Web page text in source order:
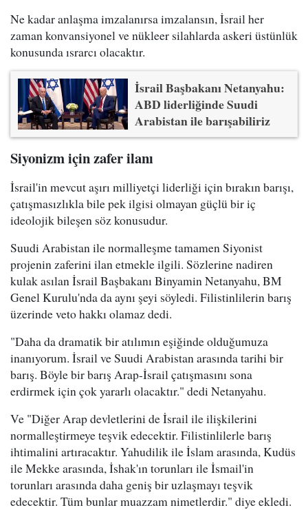
Ne kadar anlaşma imzalanırsa imzalansın, İsrail her
zaman konvansiyonel ve nükleer silahlarda askeri üstünlük
konusunda ısrarcı olacaktır.
İsrail Başbakanı Netanyahu:
ABD liderliğinde Suudi
Arabistan ile barışabiliriz
Siyonizm için zafer ilanı
İsrail'in mevcut aşırı milliyetçi liderliği için bırakın barışı,
çatışmasızlıkla bile pek ilgisi olmayan güçlü bir iç
ideolojik bileşen söz konusudur.
Suudi Arabistan ile normalleşme tamamen Siyonist
projenin zaferini ilan etmekle ilgili. Sözlerine nadiren
kulak asılan İsrail Başbakanı Binyamin Netanyahu, BM
Genel Kurulu'nda da aynı şeyi söyledi. Filistinlilerin barış
üzerinde veto hakkı olamaz dedi.
"Daha da dramatik bir atılımın eşiğinde olduğumuza
inanıyorum. İsrail ve Suudi Arabistan arasında tarihi bir
barış. Böyle bir barış Arap-İsrail çatışmasını sona
erdirmek için çok yararlı olacaktır." dedi Netanyahu.
Ve "Diğer Arap devletlerini de İsrail ile ilişkilerini
normalleştirmeye teşvik edecektir. Filistinlilerle barış
ihtimalini artıracaktır. Yahudilik ile İslam arasında, Kudüs
ile Mekke arasında, İshak'ın torunları ile İsmail'in
torunları arasında daha geniş bir uzlaşmayı teşvik
edecektir. Tüm bunlar muazzam nimetlerdir." diye ekledi.